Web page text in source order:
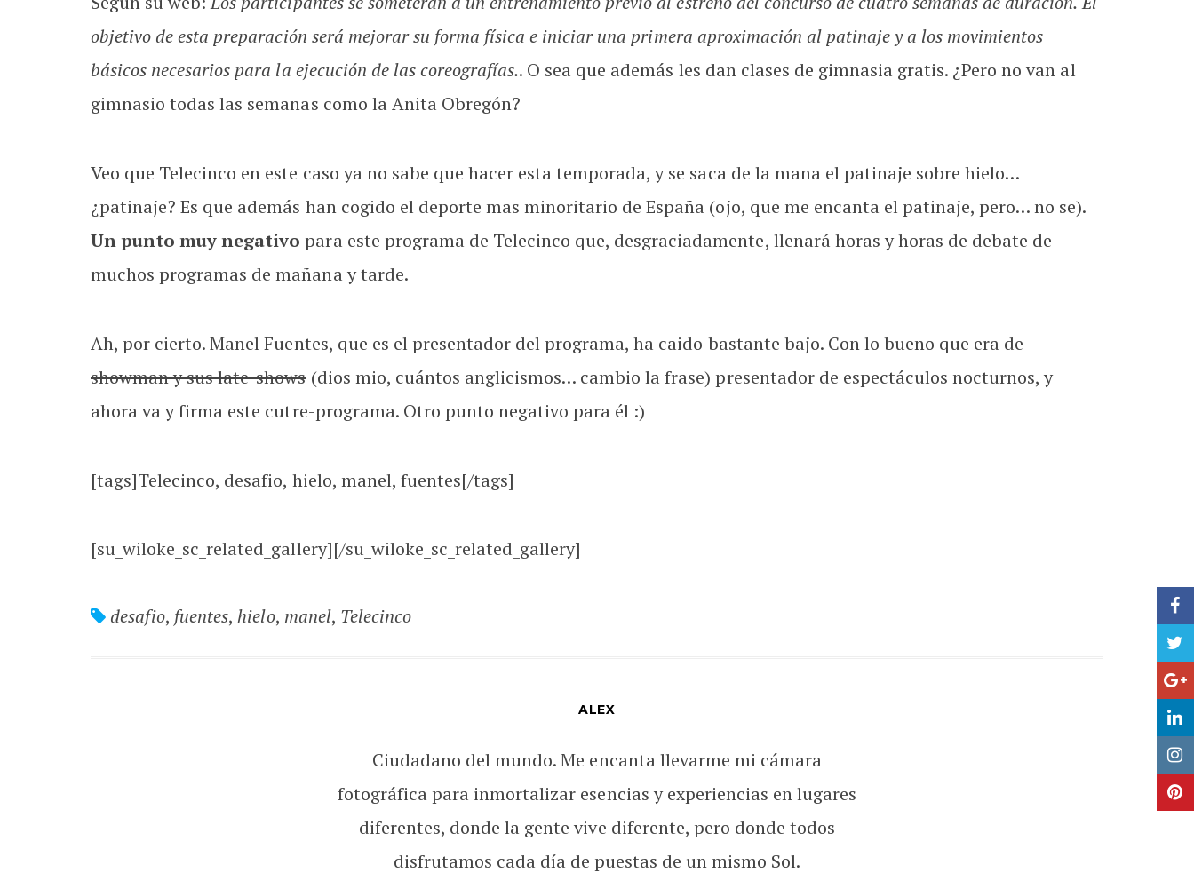
objetivo de esta preparación será mejorar su forma física e iniciar una primera aproximación al patinaje y a los movimientos
básicos necesarios para la ejecución de las coreografías.. O sea que además les dan clases de gimnasia gratis. ¿Pero no van al
gimnasio todas las semanas como la Anita Obregón?
Veo que Telecinco en este caso ya no sabe que hacer esta temporada, y se saca de la mana el patinaje sobre hielo…
¿patinaje? Es que además han cogido el deporte mas minoritario de España (ojo, que me encanta el patinaje, pero… no se).
Un punto muy negativo para este programa de Telecinco que, desgraciadamente, llenará horas y horas de debate de
muchos programas de mañana y tarde.
Ah, por cierto. Manel Fuentes, que es el presentador del programa, ha caido bastante bajo. Con lo bueno que era de
showman y sus late-shows(dios mio, cuántos anglicismos… cambio la frase) presentador de espectáculos nocturnos, y
ahora va y firma este cutre-programa. Otro punto negativo para él :)
[tags]Telecinco, desafio, hielo, manel, fuentes[/tags]
[su_wiloke_sc_related_gallery][/su_wiloke_sc_related_gallery]
desafio, fuentes,hielo, manel, Telecinco
ALEX
Ciudadano del mundo. Me encanta llevarme mi cámara
fotográfica para inmortalizar esencias y experiencias en lugares
diferentes, donde la gente vive diferente, pero donde todos
disfrutamos cada día de puestas de un mismo Sol.